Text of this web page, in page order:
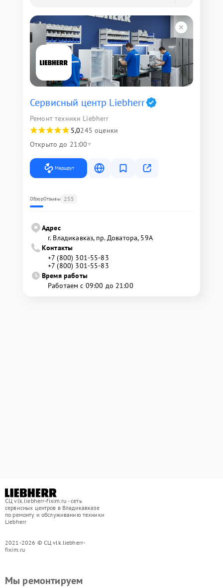
Сервисный центр Liebherr
Ремонт техники Liebherr
5,0245 оценки
Открыто до 21:00
Маршрут
ОбзорОтзывы 255
Адрес
г. Владикавказ, пр. Доватора, 59А
Контакты
+7 (800) 301-55-83
+7 (800) 301-55-83
Время работы
Работаем с 09:00 до 21:00
СЦ vlk.liebherr-fixim.ru - сеть
сервисных центров в Владикавказе
по ремонту и обслуживанию техники
Liebherr
2021-2026 © СЦ vlk.liebherr-
fixim.ru
Мы ремонтируем